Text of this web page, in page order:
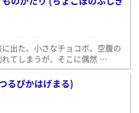
出た、小さなチョコボ。空腹の
てしまうが、そこに偶然 …
るぴかはげまる)